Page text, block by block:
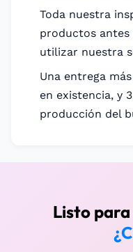
Toda nuestra
productos antes
utilizar nuestra
Una entrega
en existencia, y
producción del
Listo